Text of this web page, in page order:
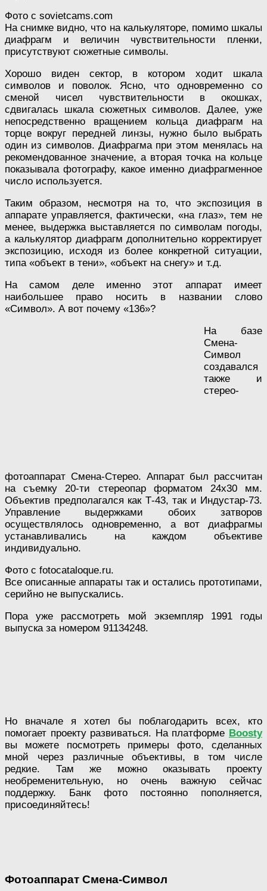
Фото с sovietcams.com
На снимке видно, что на калькуляторе, помимо шкалы
диафрагм и величин чувствительности пленки,
присутствуют сюжетные символы.
Хорошо виден сектор, в котором ходит шкала
символов и поволок. Ясно, что одновременно со
сменой чисел чувствительности в окошках,
сдвигалась шкала сюжетных символов. Далее, уже
непосредственно вращением кольца диафрагм на
торце вокруг передней линзы, нужно было выбрать
один из символов. Диафрагма при этом менялась на
рекомендованное значение, а вторая точка на кольце
показывала фотографу, какое именно диафрагменное
число используется.
Таким образом, несмотря на то, что экспозиция в
аппарате управляется, фактически, «на глаз», тем не
менее, выдержка выставляется по символам погоды,
а калькулятор диафрагм дополнительно корректирует
экспозицию, исходя из более конкретной ситуации,
типа «объект в тени», «объект на снегу» и т.д.
На самом деле именно этот аппарат имеет
наибольшее право носить в названии слово
«Символ». А вот почему «136»?
На базе
Смена-
Символ
создавался
также и
стерео-
фотоаппарат Смена-Стерео. Аппарат был рассчитан
на съемку 20-ти стереопар форматом 24х30 мм.
Объектив предполагался как Т-43, так и Индустар-73.
Управление выдержками обоих затворов
осуществлялось одновременно, а вот диафрагмы
устанавливались на каждом объективе
индивидуально.
Фото с fotocataloque.ru.
Все описанные аппараты так и остались прототипами,
серийно не выпускались.
Пора уже рассмотреть мой экземпляр 1991 годы
выпуска за номером 91134248.
Но вначале я хотел бы поблагодарить всех, кто
помогает проекту развиваться. На платформе Boosty
вы можете посмотреть примеры фото, сделанных
мной через различные объективы, в том числе
редкие. Там же можно оказывать проекту
необременительную, но очень важную сейчас
поддержку. Банк фото постоянно пополняется,
присоединяйтесь!
Фотоаппарат Смена-Символ